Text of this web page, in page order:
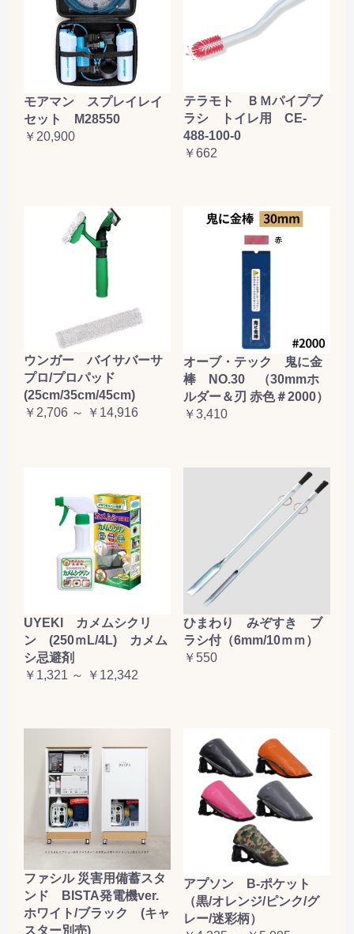
お買い物を続ける カートへ進む
モアマン スプレイレイ
セット M28550
￥20,900
テラモト ＢＭパイプブ
ラシ トイレ用 CE-
488-100-0
￥662
ウンガー バイサバーサ
プロ/プロパッド
(25cm/35cm/45cm)
￥2,706 ～ ￥14,916
オーブ・テック 鬼に金
棒 NO.30 （30mmホ
ルダー＆刃 赤色＃2000）
￥3,410
UYEKI カメムシクリ
ン (250ｍL/4L) カメム
シ忌避剤
￥1,321 ～ ￥12,342
ひまわり みぞすき ブ
ラシ付（6mm/10ｍｍ）
￥550
ファシル 災害用備蓄スタ
ンド BISTA発電機ver.
ホワイト/ブラック (キャ
スター別売)
アプソン B-ポケット
（黒/オレンジ/ピンク/グ
レー/迷彩柄）